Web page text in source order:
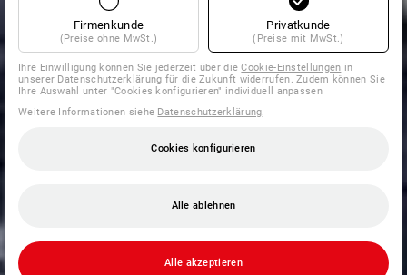
Firmenkunde
(Preise ohne MwSt.)
Privatkunde
(Preise mit MwSt.)
Ihre Einwilligung können Sie jederzeit über dieCookie-Einstellungen in
unserer Datenschutzerklärung für die Zukunft widerrufen. Zudem können Sie
Ihre Auswahl unter "Cookies konfigurieren" individuell anpassen
Weitere Informationen siehe Datenschutzerklärung
Cookies konfigurieren
Alle ablehnen
Alle akzeptieren